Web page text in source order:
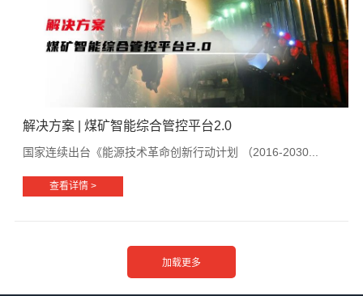
解决方案 | 煤矿智能综合管控平台2.0
国家连续出台《能源技术革命创新行动计划 （2016-2030...
查看详情 >